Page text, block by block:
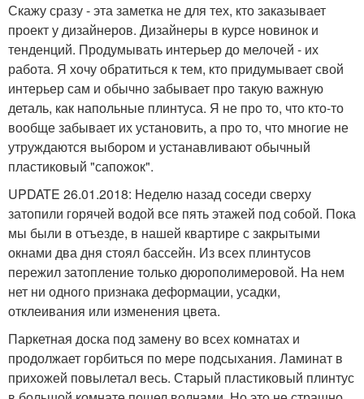
Скажу сразу - эта заметка не для тех, кто заказывает
проект у дизайнеров. Дизайнеры в курсе новинок и
тенденций. Продумывать интерьер до мелочей - их
работа. Я хочу обратиться к тем, кто придумывает свой
интерьер сам и обычно забывает про такую важную
деталь, как напольные плинтуса. Я не про то, что кто-то
вообще забывает их установить, а про то, что многие не
утруждаются выбором и устанавливают обычный
пластиковый "сапожок".
UPDATE 26.01.2018: Неделю назад соседи сверху
затопили горячей водой все пять этажей под собой. Пока
мы были в отъезде, в нашей квартире с закрытыми
окнами два дня стоял бассейн. Из всех плинтусов
пережил затопление только дюрополимеровой. На нем
нет ни одного признака деформации, усадки,
отклеивания или изменения цвета.
Паркетная доска под замену во всех комнатах и
продолжает горбиться по мере подсыхания. Ламинат в
прихожей повылетал весь. Старый пластиковый плинтус